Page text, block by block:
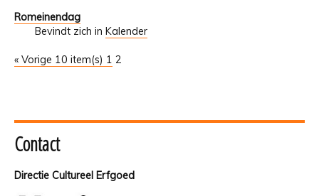
Romeinendag
Bevindt zich in Kalender
« Vorige 10 item(s) 1 2
Contact
Directie Cultureel Erfgoed